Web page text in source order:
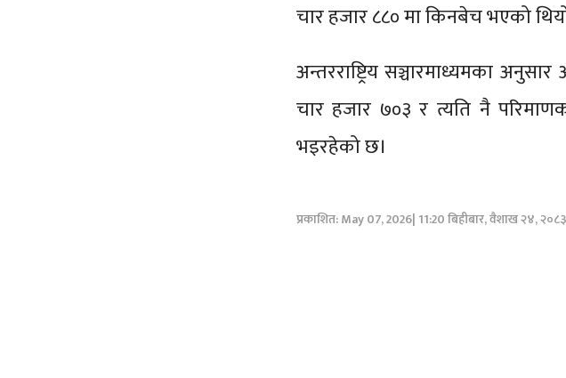
चार हजार ८८० मा किनबेच भएको
अन्तरराष्ट्रिय सञ्चारमाध्यमका
चार हजार ७०३ र त्यति नै
भइरहेको छ।
प्रकाशित: May 07, 2026| 11:20 बिहीबार, वैशाख २४, २०८३